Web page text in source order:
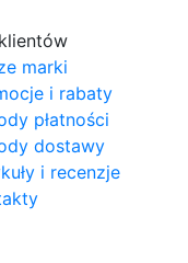
marki
i rabaty
płatności
dostawy
i recenzje